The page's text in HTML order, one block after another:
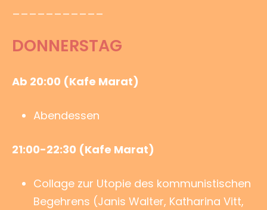
DONNERSTAG
Ab 20:00 (Kafe Marat)
Abendessen
21:00-22:30 (Kafe Marat)
Collage zur Utopie des kommunistischen
Begehrens (Janis Walter, Katharina Vitt,